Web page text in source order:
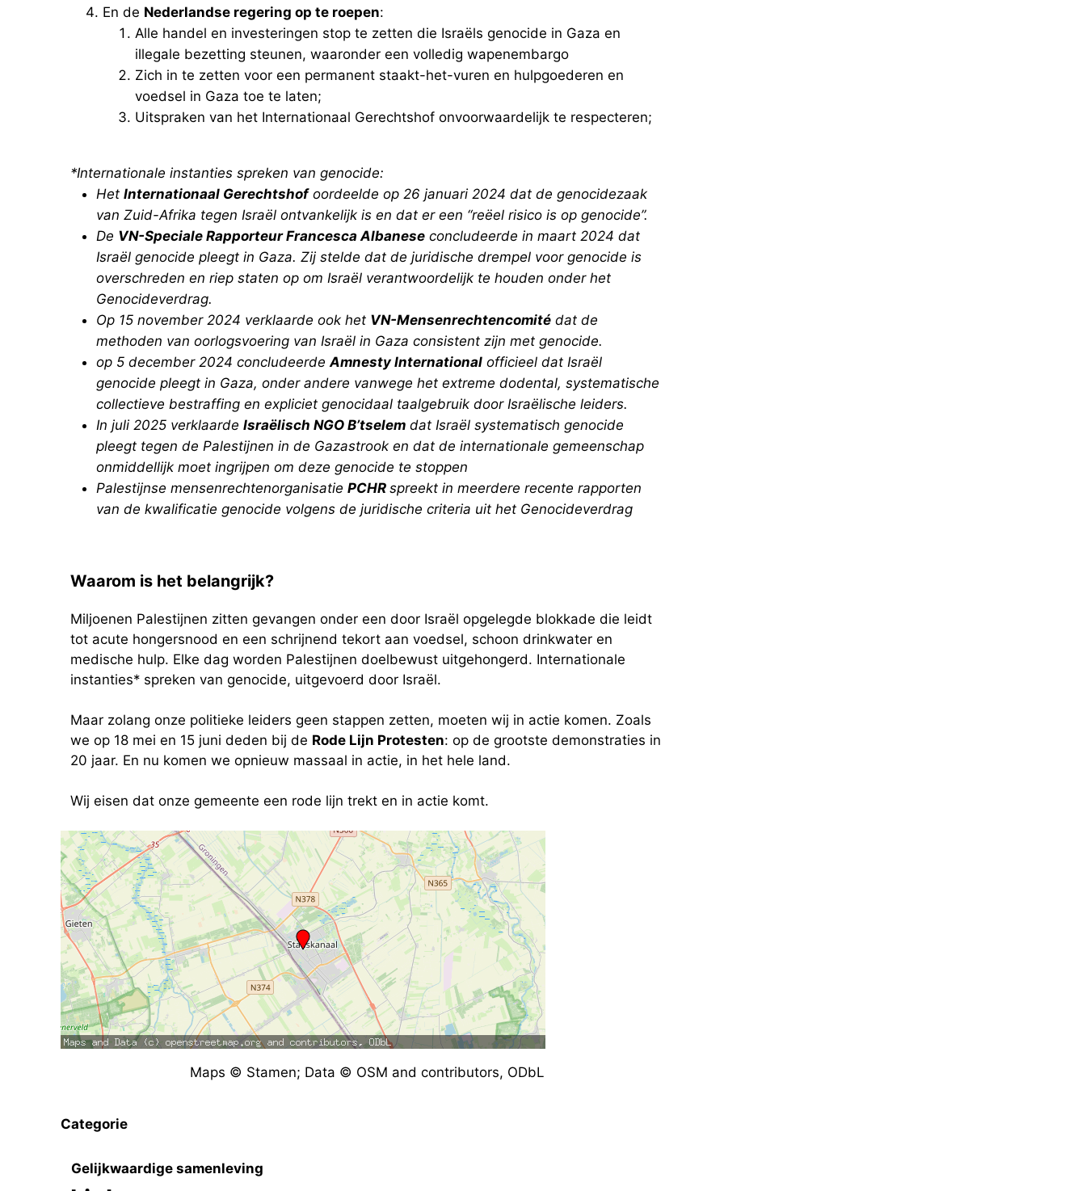
En de Nederlandse regering op te roepen:
Alle handel en investeringen stop te zetten die Israëls genocide in Gaza en
illegale bezetting steunen, waaronder een volledig wapenembargo
Zich in te zetten voor een permanent staakt-het-vuren en hulpgoederen en
voedsel in Gaza toe te laten;
Uitspraken van het Internationaal Gerechtshof onvoorwaardelijk te respecteren;
*Internationale instanties spreken van genocide:
Het Internationaal Gerechtshofoordeelde op 26 januari 2024 dat de genocidezaak
van Zuid-Afrika tegen Israël ontvankelijk is en dat er een “reëel risico is op genocide”.
De VN-Speciale Rapporteur Francesca Albanese concludeerde in maart 2024 dat
Israël genocide pleegt in Gaza. Zij stelde dat de juridische drempel voor genocide is
overschreden en riep staten op om Israël verantwoordelijk te houden onder het
Genocideverdrag.
Op 15 november 2024 verklaarde ook het VN-Mensenrechtencomité dat de
methoden van oorlogsvoering van Israël in Gaza consistent zijn met genocide.
op 5 december 2024 concludeerde Amnesty International officieel dat Israël
genocide pleegt in Gaza, onder andere vanwege het extreme dodental, systematische
collectieve bestraffing en expliciet genocidaal taalgebruik door Israëlische leiders.
In juli 2025 verklaarde Israëlisch NGO B’tselem dat Israël systematisch genocide
pleegt tegen de Palestijnen in de Gazastrook en dat de internationale gemeenschap
onmiddellijk moet ingrijpen om deze genocide te stoppen
Palestijnse mensenrechtenorganisatie PCHR spreekt in meerdere recente rapporten
van de kwalificatie genocide volgens de juridische criteria uit het Genocideverdrag
Waarom is het belangrijk?
Miljoenen Palestijnen zitten gevangen onder een door Israël opgelegde blokkade die leidt
tot acute hongersnood en een schrijnend tekort aan voedsel, schoon drinkwater en
medische hulp. Elke dag worden Palestijnen doelbewust uitgehongerd. Internationale
instanties* spreken van genocide, uitgevoerd door Israël.
Maar zolang onze politieke leiders geen stappen zetten, moeten wij in actie komen. Zoals
we op 18 mei en 15 juni deden bij de Rode Lijn Protesten: op de grootste demonstraties in
20 jaar. En nu komen we opnieuw massaal in actie, in het hele land.
Wij eisen dat onze gemeente een rode lijn trekt en in actie komt.
Maps © Stamen; Data © OSM and contributors, ODbL
Categorie
Gelijkwaardige samenleving